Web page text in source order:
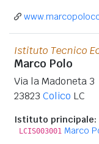
Istituto Tecnico
Marco Polo
Via la Madoneta 3
23823 Colico LC
Istituto principale:
LCIS003001 Marco